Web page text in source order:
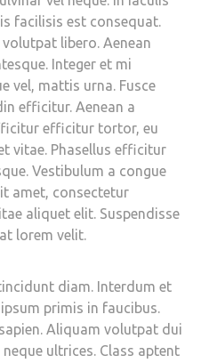
facilisis est consequat.
libero. Aenean
Integer et mi
vel, mattis urna. Fusce
efficitur. Aenean a
efficitur tortor, eu
vitae. Phasellus efficitur
Vestibulum a congue
amet, consectetur
aliquet elit. Suspendisse
lorem velit.
diam. Interdum et
primis in faucibus.
Aliquam volutpat dui
ultrices. Class aptent